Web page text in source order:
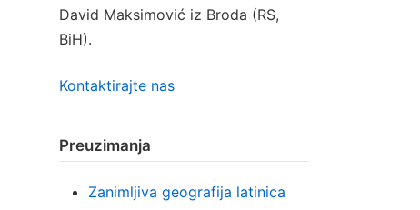
David Maksimović iz Broda (RS,
BiH).
Kontaktirajte nas
Preuzimanja
Zanimljiva geografija latinica